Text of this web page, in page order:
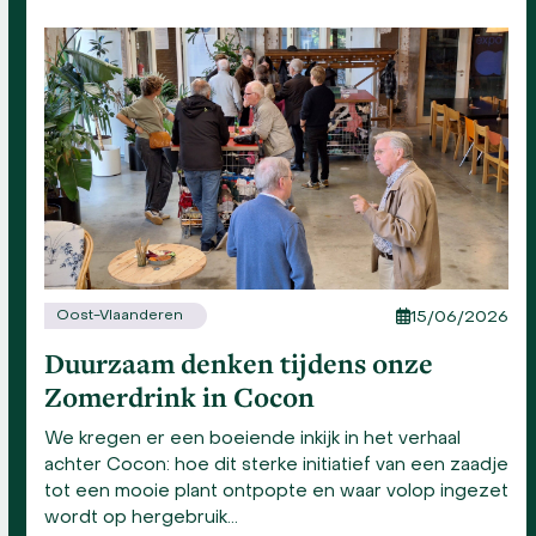
the
left
and
right
arrow
keys
to
access
the
carousel
navigation
buttons
Oost-Vlaanderen 15/06/2026
Duurzaam denken tijdens onze
Zomerdrink in Cocon
We kregen er een boeiende inkijk in het verhaal
achter Cocon: hoe dit sterke initiatief van een zaadje
tot een mooie plant ontpopte en waar volop ingezet
wordt op hergebruik…